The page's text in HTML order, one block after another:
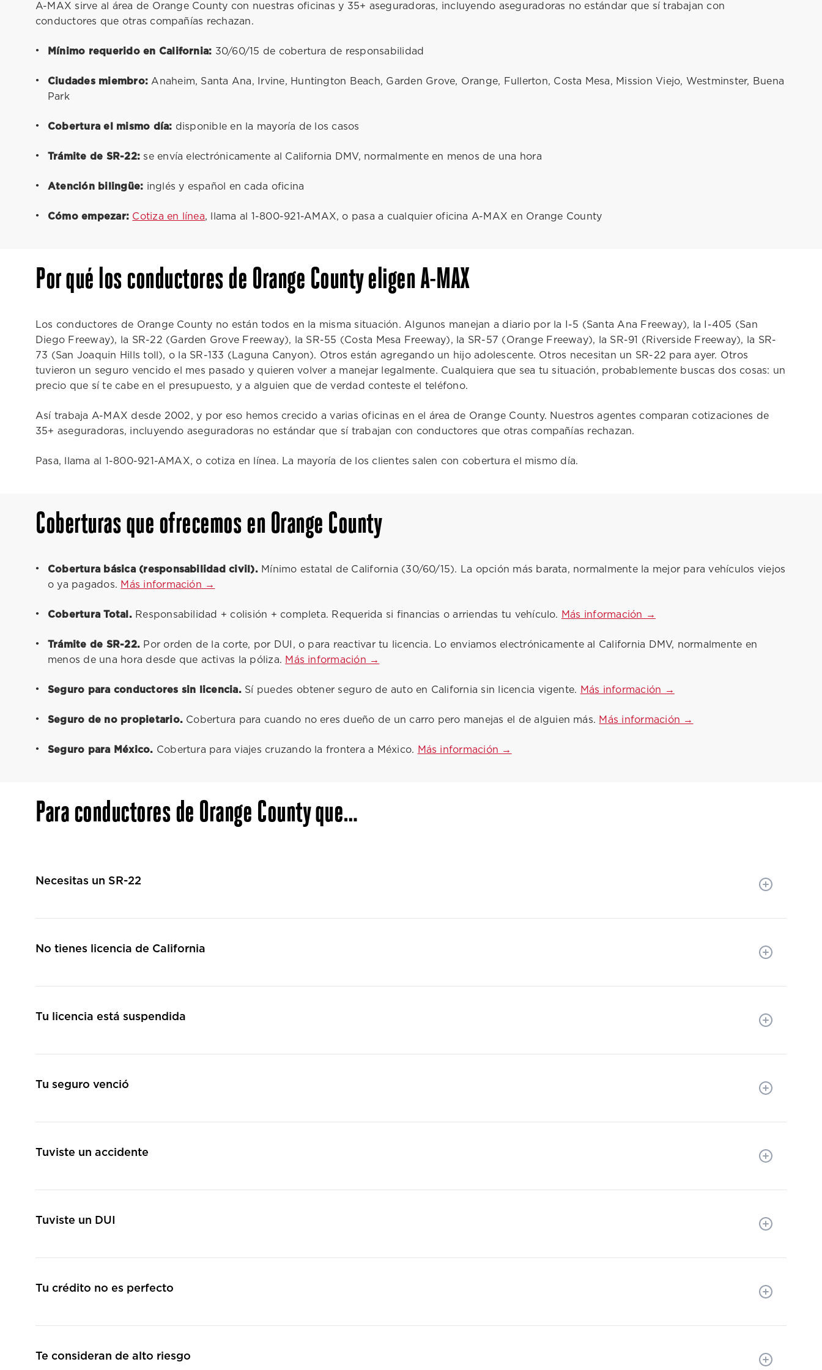
A-MAX sirve al área de Orange County con nuestras oficinas y 35+ aseguradoras, incluyendo aseguradoras no estándar que sí trabajan con
conductores que otras compañías rechazan.
Mínimo requerido en California: 30/60/15 de cobertura de responsabilidad
Ciudades miembro: Anaheim, Santa Ana, Irvine, Huntington Beach, Garden Grove, Orange, Fullerton, Costa Mesa, Mission Viejo, Westminster, Buena
Park
Cobertura el mismo día: disponible en la mayoría de los casos
Trámite de SR-22: se envía electrónicamente al California DMV, normalmente en menos de una hora
Atención bilingüe: inglés y español en cada oficina
Cómo empezar: Cotiza en línea, llama al 1-800-921-AMAX, o pasa a cualquier oficina A-MAX en Orange County
Por qué los conductores de Orange County eligen A-MAX
Los conductores de Orange County no están todos en la misma situación. Algunos manejan a diario por la I-5 (Santa Ana Freeway), la I-405 (San
Diego Freeway), la SR-22 (Garden Grove Freeway), la SR-55 (Costa Mesa Freeway), la SR-57 (Orange Freeway), la SR-91 (Riverside Freeway), la SR-
73 (San Joaquin Hills toll), o la SR-133 (Laguna Canyon). Otros están agregando un hijo adolescente. Otros necesitan un SR-22 para ayer. Otros
tuvieron un seguro vencido el mes pasado y quieren volver a manejar legalmente. Cualquiera que sea tu situación, probablemente buscas dos cosas: un
precio que sí te cabe en el presupuesto, y a alguien que de verdad conteste el teléfono.
Así trabaja A-MAX desde 2002, y por eso hemos crecido a varias oficinas en el área de Orange County. Nuestros agentes comparan cotizaciones de
35+ aseguradoras, incluyendo aseguradoras no estándar que sí trabajan con conductores que otras compañías rechazan.
Pasa, llama al 1-800-921-AMAX, o cotiza en línea. La mayoría de los clientes salen con cobertura el mismo día.
Coberturas que ofrecemos en Orange County
Cobertura básica (responsabilidad civil).Mínimo estatal de California (30/60/15). La opción más barata, normalmente la mejor para vehículos viejos
o ya pagados. Más información →
Cobertura Total.Responsabilidad + colisión + completa. Requerida si financias o arriendas tu vehículo. Más información →
Trámite de SR-22. Por orden de la corte, por DUI, o para reactivar tu licencia. Lo enviamos electrónicamente al California DMV, normalmente en
menos de una hora desde que activas la póliza. Más información →
Seguro para conductores sin licencia.Sí puedes obtener seguro de auto en California sin licencia vigente. Más información →
Seguro de no propietario. Cobertura para cuando no eres dueño de un carro pero manejas el de alguien más. Más información →
Seguro para México. Cobertura para viajes cruzando la frontera a México. Más información →
Para conductores de Orange County que…
Necesitas un SR-22
No tienes licencia de California
Tu licencia está suspendida
Tu seguro venció
Tuviste un accidente
Tuviste un DUI
Tu crédito no es perfecto
Te consideran de alto riesgo